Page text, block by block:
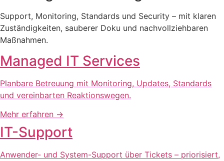
Support, Monitoring, Standards und Security – mit klaren
Zuständigkeiten, sauberer Doku und nachvollziehbaren
Maßnahmen.
Managed IT Services
Planbare Betreuung mit Monitoring, Updates, Standards
und vereinbarten Reaktionswegen.
Mehr erfahren →
IT-Support
Anwender- und System-Support über Tickets – priorisiert,